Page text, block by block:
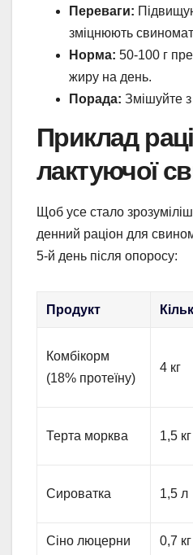
Переваги:
зміцнюють
Норма: 50-100 г
жиру на день.
Порада: Змішуйте
Приклад
лактуючої
Щоб усе стало
денний раціон для
5-й день після опоросу:
Продукт
Комбікорм
(18% протеїну)
4 кг
Терта морква 1,5 кг
Сироватка 1,5 л
Сіно люцерни 0,7 кг